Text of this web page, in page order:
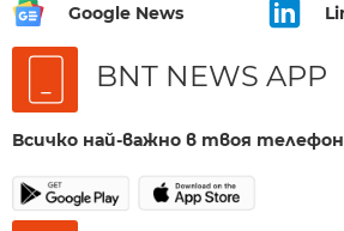
Google News
BNT NEWS APP
Всичко най-важно в твоя телефон